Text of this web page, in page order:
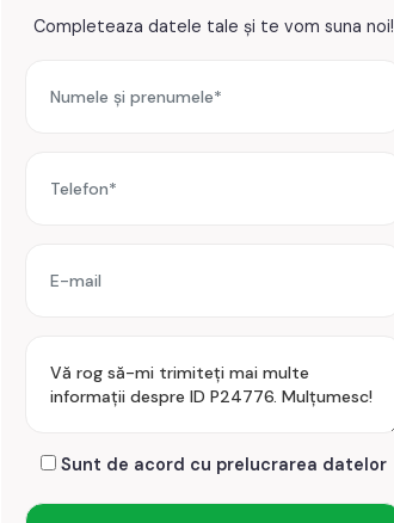
Completeaza datele tale și te vom suna noi!
Sunt de acord cu prelucrarea datelor